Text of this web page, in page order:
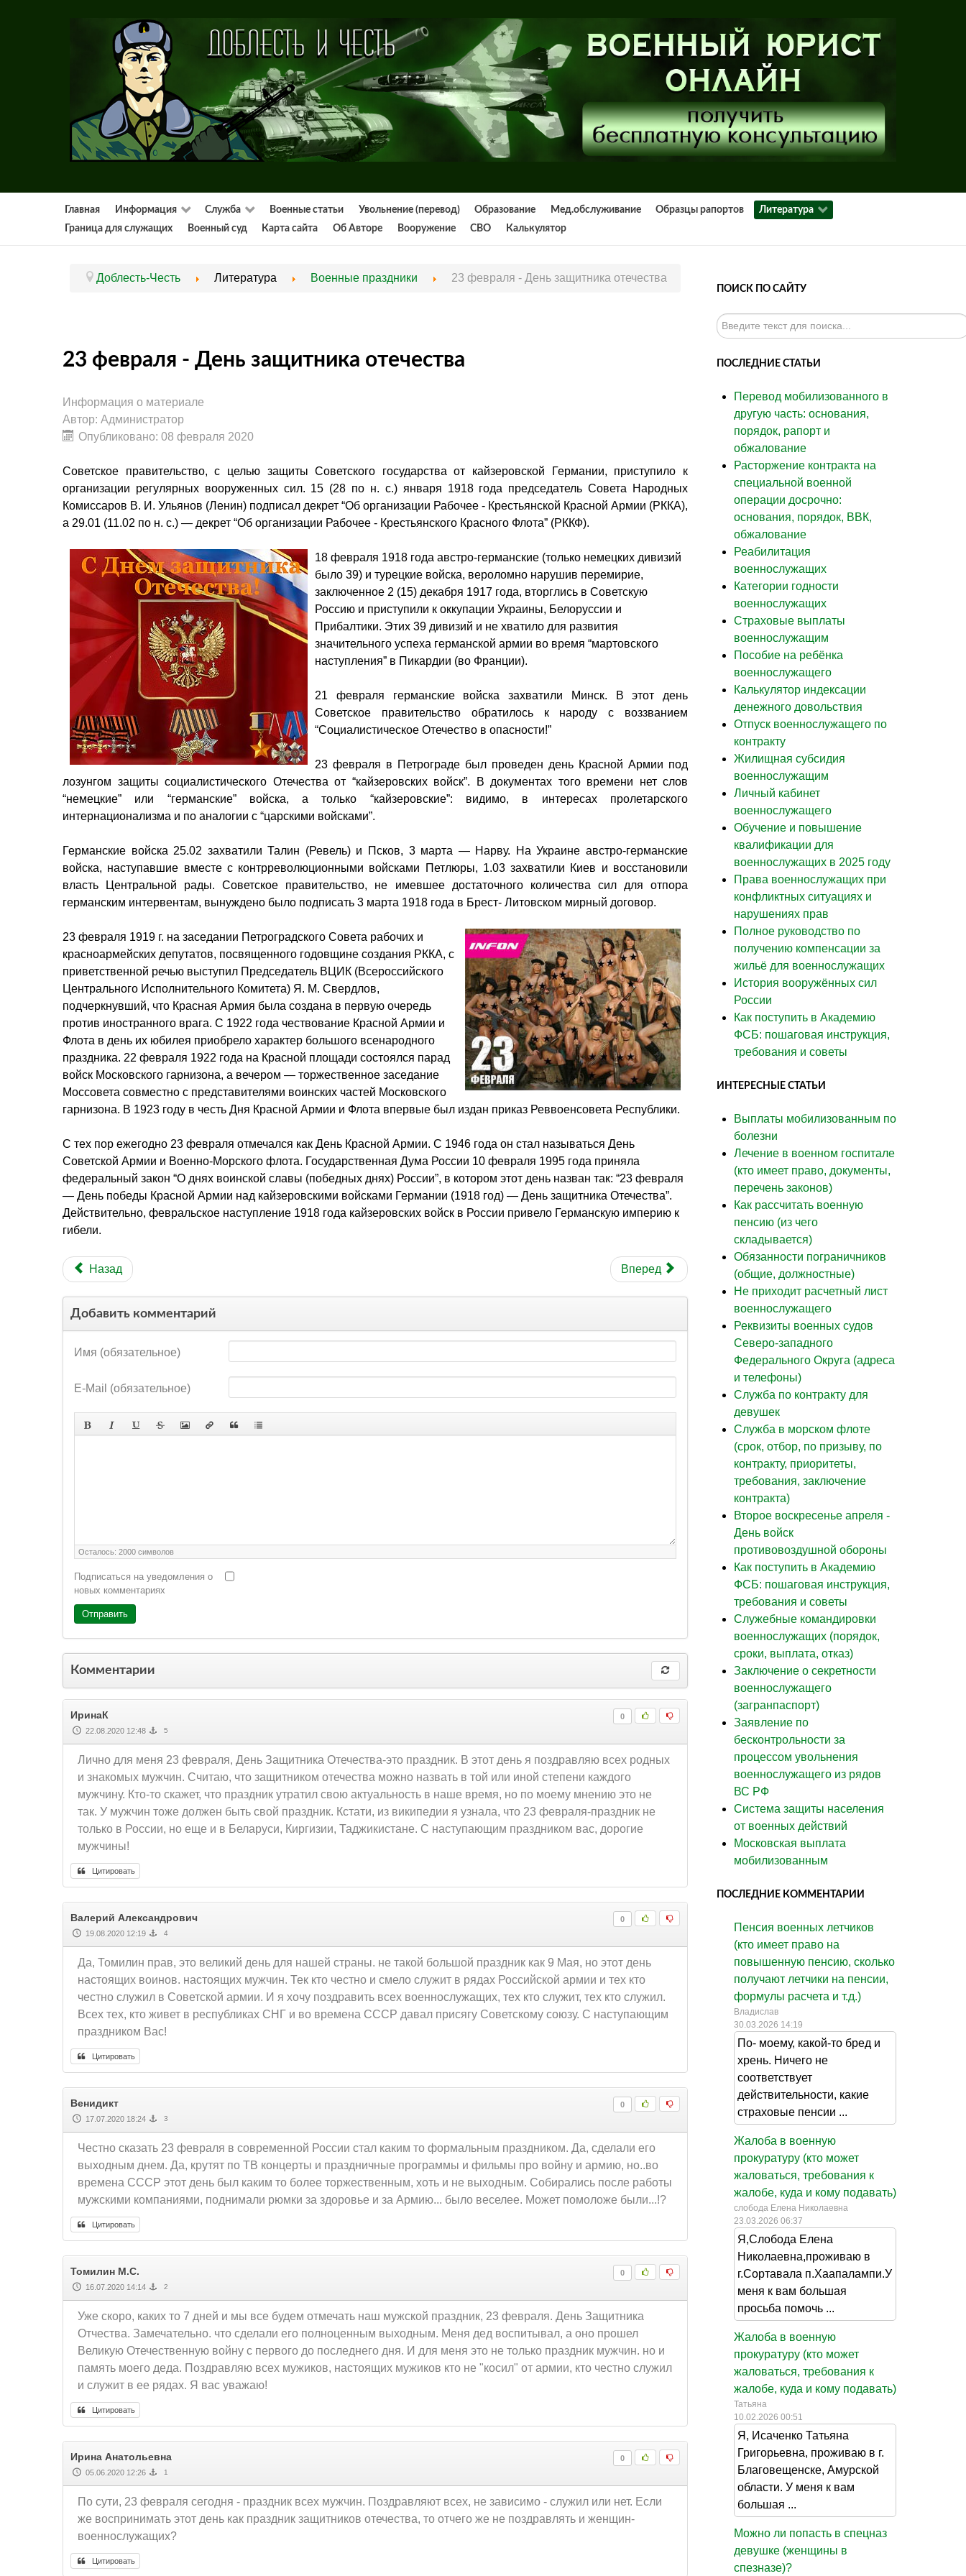
Главная Информация Служба Военные статьи Увольнение (перевод) Образование Мед.обслуживание Образцы рапортов
Литература
Граница для служащих
Военный суд Карта сайта Об Авторе Вооружение СВО Калькулятор
Доблесть-Честь Литература Военные праздники 23 февраля - День защитника отечества
23 февраля - День защитника отечества
Информация о материале
Автор: Администратор
Опубликовано: 08 февраля 2020
Советское правительство, с целью защиты Советского государства от кайзеровской Германии, приступило к
организации регулярных вооруженных сил. 15 (28 по н. с.) января 1918 года председатель Совета Народных
Комиссаров В. И. Ульянов (Ленин) подписал декрет “Об организации Рабочее - Крестьянской Красной Армии (РККА),
а 29.01 (11.02 по н. с.) — декрет “Об организации Рабочее - Крестьянского Красного Флота” (РККФ).
18 февраля 1918 года австро-германские (только немецких дивизий
было 39) и турецкие войска, вероломно нарушив перемирие,
заключенное 2 (15) декабря 1917 года, вторглись в Советскую
Россию и приступили к оккупации Украины, Белоруссии и
Прибалтики. Этих 39 дивизий и не хватило для развития
значительного успеха германской армии во время “мартовского
наступления” в Пикардии (во Франции).
21 февраля германские войска захватили Минск. В этот день
Советское правительство обратилось к народу с воззванием
“Социалистическое Отечество в опасности!”
23 февраля в Петрограде был проведен день Красной Армии под
лозунгом защиты социалистического Отечества от “кайзеровских войск”. В документах того времени нет слов
“немецкие” или “германские” войска, а только “кайзеровские”: видимо, в интересах пролетарского
интернационализма и по аналогии с “царскими войсками”.
Германские войска 25.02 захватили Талин (Ревель) и Псков, 3 марта — Нарву. На Украине австро-германские
войска, наступавшие вместе с контрреволюционными войсками Петлюры, 1.03 захватили Киев и восстановили
власть Центральной рады. Советское правительство, не имевшее достаточного количества сил для отпора
германским интервентам, вынуждено было подписать 3 марта 1918 года в Брест- Литовском мирный договор.
23 февраля 1919 г. на заседании Петроградского Совета рабочих и
красноармейских депутатов, посвященного годовщине создания РККА, с
приветственной речью выступил Председатель ВЦИК (Всероссийского
Центрального Исполнительного Комитета) Я. М. Свердлов,
подчеркнувший, что Красная Армия была создана в первую очередь
против иностранного врага. С 1922 года чествование Красной Армии и
Флота в день их юбилея приобрело характер большого всенародного
праздника. 22 февраля 1922 года на Красной площади состоялся парад
войск Московского гарнизона, а вечером — торжественное заседание
Моссовета совместно с представителями воинских частей Московского
гарнизона. В 1923 году в честь Дня Красной Армии и Флота впервые был издан приказ Реввоенсовета Республики.
С тех пор ежегодно 23 февраля отмечался как День Красной Армии. С 1946 года он стал называться День
Советской Армии и Военно-Морского флота. Государственная Дума России 10 февраля 1995 года приняла
федеральный закон “О днях воинской славы (победных днях) России”, в котором этот день назван так: “23 февраля
— День победы Красной Армии над кайзеровскими войсками Германии (1918 год) — День защитника Отечества”.
Действительно, февральское наступление 1918 года кайзеровских войск в России привело Германскую империю к
гибели.
Назад Вперед
Добавить комментарий
Имя (обязательное)
E-Mail (обязательное)
Осталось: 2000 символов
Подписаться на уведомления о
новых комментариях
Отправить
Комментарии
0
ИринаК
22.08.2020 12:48 5
Лично для меня 23 февраля, День Защитника Отечества-это праздник. В этот день я поздравляю всех родных
и знакомых мужчин. Считаю, что защитником отечества можно назвать в той или иной степени каждого
мужчину. Кто-то скажет, что праздник утратил свою актуальность в наше время, но по моему мнению это не
так. У мужчин тоже должен быть свой праздник. Кстати, из википедии я узнала, что 23 февраля-праздник не
только в России, но еще и в Беларуси, Киргизии, Таджикистане. С наступающим праздником вас, дорогие
мужчины!
Цитировать
0
Валерий Александрович
19.08.2020 12:19 4
Да, Томилин прав, это великий день для нашей страны. не такой большой праздник как 9 Мая, но этот день
настоящих воинов. настоящих мужчин. Тек кто честно и смело служит в рядах Российской армии и тех кто
честно служил в Советской армии. И я хочу поздравить всех военнослужащих, тех кто служит, тех кто служил.
Всех тех, кто живет в республиках СНГ и во времена СССР давал присягу Советскому союзу. С наступающим
праздником Вас!
Цитировать
0
Венидикт
17.07.2020 18:24 3
Честно сказать 23 февраля в современной России стал каким то формальным праздником. Да, сделали его
выходным днем. Да, крутят по ТВ концерты и праздничные программы и фильмы про войну и армию, но..во
времена СССР этот день был каким то более торжественным, хоть и не выходным. Собирались после работы
мужскими компаниями, поднимали рюмки за здоровье и за Армию... было веселее. Может помоложе были...!?
Цитировать
0
Томилин М.С.
16.07.2020 14:14 2
Уже скоро, каких то 7 дней и мы все будем отмечать наш мужской праздник, 23 февраля. День Защитника
Отчества. Замечательно. что сделали его полноценным выходным. Меня дед воспитывал, а оно прошел
Великую Отечественную войну с первого до последнего дня. И для меня это не только праздник мужчин. но и
память моего деда. Поздравляю всех мужиков, настоящих мужиков кто не "косил" от армии, кто честно служил
и служит в ее рядах. Я вас уважаю!
Цитировать
0
Ирина Анатольевна
05.06.2020 12:26 1
По сути, 23 февраля сегодня - праздник всех мужчин. Поздравляют всех, не зависимо - служил или нет. Если
же воспринимать этот день как праздник защитников отечества, то отчего же не поздравлять и женщин-
военнослужащих?
Цитировать
ПОИСК ПО САЙТУ
Искать...
ПОСЛЕДНИЕ СТАТЬИ
Перевод мобилизованного в
другую часть: основания,
порядок, рапорт и
обжалование
Расторжение контракта на
специальной военной
операции досрочно:
основания, порядок, ВВК,
обжалование
Реабилитация
военнослужащих
Категории годности
военнослужащих
Страховые выплаты
военнослужащим
Пособие на ребёнка
военнослужащего
Калькулятор индексации
денежного довольствия
Отпуск военнослужащего по
контракту
Жилищная субсидия
военнослужащим
Личный кабинет
военнослужащего
Обучение и повышение
квалификации для
военнослужащих в 2025 году
Права военнослужащих при
конфликтных ситуациях и
нарушениях прав
Полное руководство по
получению компенсации за
жильё для военнослужащих
История вооружённых сил
России
Как поступить в Академию
ФСБ: пошаговая инструкция,
требования и советы
ИНТЕРЕСНЫЕ СТАТЬИ
Выплаты мобилизованным по
болезни
Лечение в военном госпитале
(кто имеет право, документы,
перечень законов)
Как рассчитать военную
пенсию (из чего
складывается)
Обязанности пограничников
(общие, должностные)
Не приходит расчетный лист
военнослужащего
Реквизиты военных судов
Северо-западного
Федерального Округа (адреса
и телефоны)
Служба по контракту для
девушек
Служба в морском флоте
(срок, отбор, по призыву, по
контракту, приоритеты,
требования, заключение
контракта)
Второе воскресенье апреля -
День войск
противовоздушной обороны
Как поступить в Академию
ФСБ: пошаговая инструкция,
требования и советы
Служебные командировки
военнослужащих (порядок,
сроки, выплата, отказ)
Заключение о секретности
военнослужащего
(загранпаспорт)
Заявление по
бесконтрольности за
процессом увольнения
военнослужащего из рядов
ВС РФ
Система защиты населения
от военных действий
Московская выплата
мобилизованным
ПОСЛЕДНИЕ КОММЕНТАРИИ
Пенсия военных летчиков
(кто имеет право на
повышенную пенсию, сколько
получают летчики на пенсии,
формулы расчета и т.д.)
Владислав
30.03.2026 14:19
По- моему, какой-то бред и
хрень. Ничего не
соответствует
действительности, какие
страховые пенсии ...
Жалоба в военную
прокуратуру (кто может
жаловаться, требования к
жалобе, куда и кому подавать)
слобода Елена Николаевна
23.03.2026 06:37
Я,Слобода Елена
Николаевна,проживаю в
г.Сортавала п.Хаапалампи.У
меня к вам большая
просьба помочь ...
Жалоба в военную
прокуратуру (кто может
жаловаться, требования к
жалобе, куда и кому подавать)
Татьяна
10.02.2026 00:51
Я, Исаченко Татьяна
Григорьевна, проживаю в г.
Благовещенске, Амурской
области. У меня к вам
большая ...
Можно ли попасть в спецназ
девушке (женщины в
спезназе)?